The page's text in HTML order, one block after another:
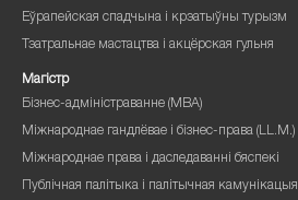
Еўрапейская спадчына і крэатыўны турызм
Тэатральнае мастацтва і акцёрская гульня
Магістр
Бізнес-адміністраванне (MBA)
Міжнароднае гандлёвае і бізнес-права (LL.M.)
Міжнароднае права і даследаванні бяспекі
Публічная палітыка і палітычная камунікацыя